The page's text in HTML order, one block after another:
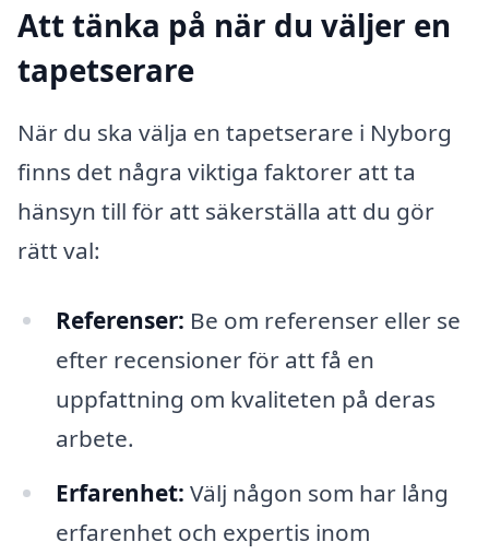
Att tänka på när du väljer en
tapetserare
När du ska välja en tapetserare i Nyborg
finns det några viktiga faktorer att ta
hänsyn till för att säkerställa att du gör
rätt val:
Referenser: Be om referenser eller se
efter recensioner för att få en
uppfattning om kvaliteten på deras
arbete.
Erfarenhet: Välj någon som har lång
erfarenhet och expertis inom